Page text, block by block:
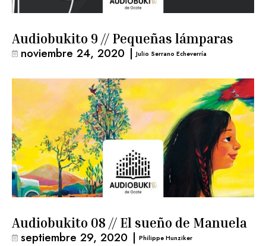
Audiobukito 9 // Pequeñas lámparas
noviembre 24, 2020 | Julio Serrano Echeverría
Audiobukito 08 // El sueño de Manuela
septiembre 29, 2020 | Philippe Hunziker